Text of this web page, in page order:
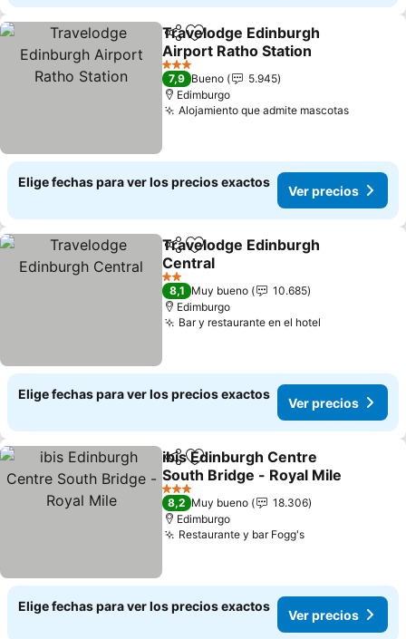
Compartir
Agregar a favoritos
Travelodge Edinburgh
Airport Ratho Station
3 Estrellas
7,9 Bueno
5.945
Edimburgo
Alojamiento que admite mascotas
Elige fechas para ver los precios exactos
Ver precios
Compartir
Agregar a favoritos
Travelodge Edinburgh
Central
2 Estrellas
8,1 Muy bueno
10.685
Edimburgo
Bar y restaurante en el hotel
Elige fechas para ver los precios exactos
Ver precios
CompartirAgregar a favoritos
ibis Edinburgh Centre
South Bridge - Royal Mile
3 Estrellas
8,2 Muy bueno
18.306
Edimburgo
Restaurante y bar Fogg's
Elige fechas para ver los precios exactos
Ver precios